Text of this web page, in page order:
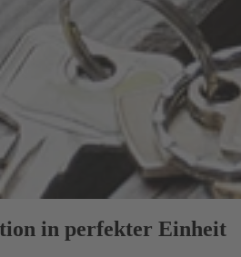
in perfekter Einheit